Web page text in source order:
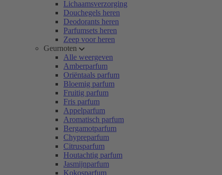
Lichaamsverzorging
Douchegels heren
Deodorants heren
Parfumsets heren
Zeep voor heren
Geurnoten
Alle weergeven
Amberparfum
Oriëntaals parfum
Bloemig parfum
Fruitig parfum
Fris parfum
Appelparfum
Aromatisch parfum
Bergamotparfum
Chypreparfum
Citrusparfum
Houtachtig parfum
Jasmijnparfum
Kokosparfum